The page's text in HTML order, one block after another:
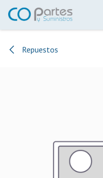
Ir al contenido
Repuestos